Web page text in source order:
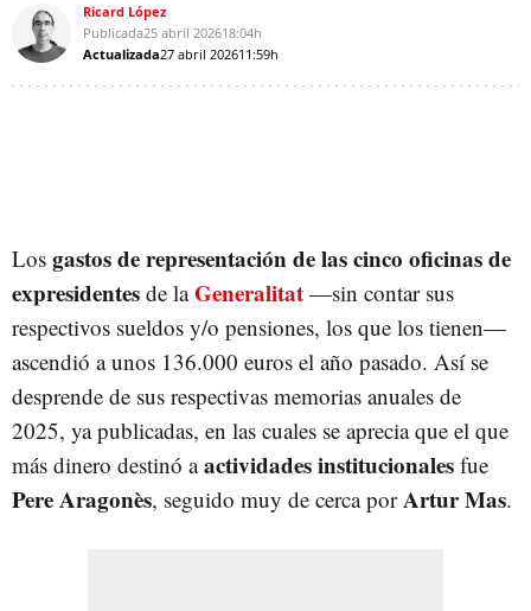
Ricard López
Publicada25 abril 202618:04h
Actualizada27 abril 202611:59h
Los gastos de representación de las cinco oficinas de
expresidentes de laGeneralitat —sin contar sus
respectivos sueldos y/o pensiones, los que los tienen—
ascendió a unos 136.000 euros el año pasado. Así se
desprende de sus respectivas memorias anuales de
2025, ya publicadas, en las cuales se aprecia que el que
más dinero destinó aactividades institucionales fue
Pere Aragonès, seguido muy de cerca porArtur Mas.